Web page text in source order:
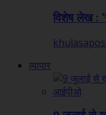
विशेष लेख :
व्यापार